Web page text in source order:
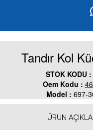
Tandır Kol
STOK KODU :
Oem Kodu :
Model : 697-
ÜRÜN